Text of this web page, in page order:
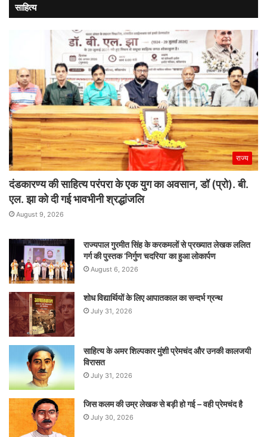
साहित्य
राज्य
दंडकारण्य की साहित्य परंपरा के एक युग का अवसान, डॉ (प्रो). बी.
एल. झा को दी गई भावभीनी श्रद्धांजलि
August 9, 2026
राज्यपाल गुरमीत सिंह के करकमलों से प्रख्यात लेखक ललित
गर्ग की पुस्तक ‘निर्गुण चदरिया’ का हुआ लोकार्पण
August 6, 2026
शोध विद्यार्थियों के लिए आपातकाल का सन्दर्भ ग्रन्थ
July 31, 2026
साहित्य के अमर शिल्पकार मुंशी प्रेमचंद और उनकी कालजयी
विरासत
July 31, 2026
जिस कलम की उम्र लेखक से बड़ी हो गई – वही प्रेमचंद है
July 30, 2026